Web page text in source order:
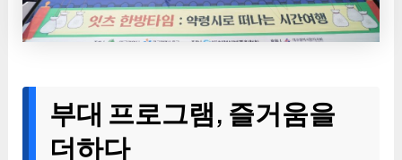
부대 프로그램, 즐거움을
더하다